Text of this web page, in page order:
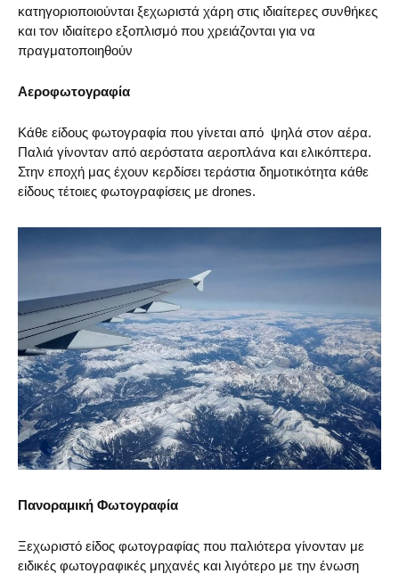
κατηγοριοποιούνται ξεχωριστά χάρη στις ιδιαίτερες συνθήκες
και τον ιδιαίτερο εξοπλισμό που χρειάζονται για να
πραγματοποιηθούν
Αεροφωτογραφία
Κάθε είδους φωτογραφία που γίνεται από ψηλά στον αέρα.
Παλιά γίνονταν από αερόστατα αεροπλάνα και ελικόπτερα.
Στην εποχή μας έχουν κερδίσει τεράστια δημοτικότητα κάθε
είδους τέτοιες φωτογραφίσεις με drones.
Πανοραμική Φωτογραφία
Ξεχωριστό είδος φωτογραφίας που παλιότερα γίνονταν με
ειδικές φωτογραφικές μηχανές και λιγότερο με την ένωση